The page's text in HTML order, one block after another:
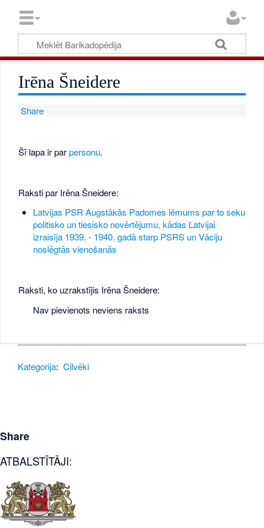
Irēna Šneidere
Share
Šī lapa ir parpersonu.
Raksti par Irēna Šneidere:
Latvijas PSR Augstākās Padomes lēmums par to seku
politisko un tiesisko novērtējumu, kādas Latvijai
izraisīja 1939. - 1940. gadā starp PSRS un Vāciju
noslēgtās vienošanās
Raksti, ko uzrakstījis Irēna Šneidere:
Nav pievienots neviens raksts
Kategorija: Cilvēki
Share
ATBALSTĪTĀJI: